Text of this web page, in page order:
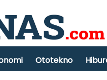
Ototekno